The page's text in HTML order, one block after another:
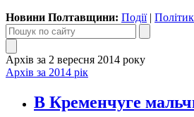
Новини Полтавщини: Події|
Архів за 2 вересня 2014 року
Архів за 2014 рік
В Кременчуге